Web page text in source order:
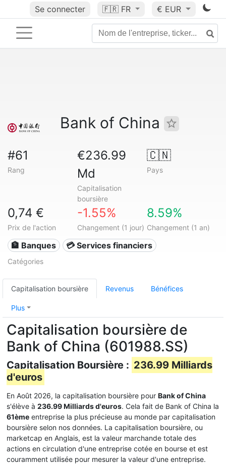
Se connecter 🇫🇷 FR € EUR
Bank of China
#61
Rang
€236.99
Md
Capitalisation
boursière
🇨🇳
Pays
0,74 €
Prix de l'action
-1.55%
Changement (1 jour)
8.59%
Changement (1 an)
🏦 Banques 💳 Services financiers
Catégories
Capitalisation boursière Revenus Bénéfices
Plus
Capitalisation boursière de
Bank of China (601988.SS)
Capitalisation Boursière : 236.99 Milliards
d'euros
En Août 2026, la capitalisation boursière pour Bank of China
s'élève à 236.99 Milliards d'euros. Cela fait de Bank of China la
61ème entreprise la plus précieuse au monde par capitalisation
boursière selon nos données. La capitalisation boursière, ou
marketcap en Anglais, est la valeur marchande totale des
actions en circulation d'une entreprise cotée en bourse et est
couramment utilisée pour mesurer la valeur d'une entreprise.